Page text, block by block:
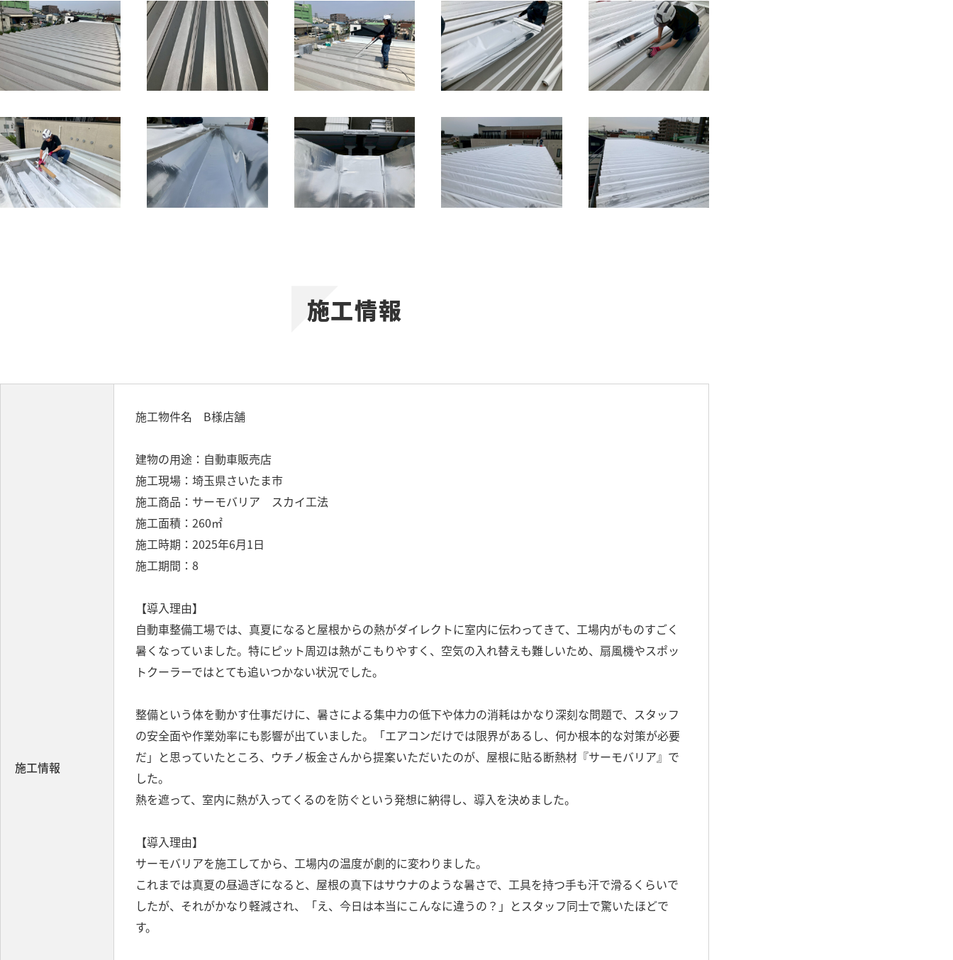
施工情報
施工情報
施工物件名 B様店舗
建物の用途：自動車販売店
施工現場：埼玉県さいたま市
施工商品：サーモバリア スカイ工法
施工面積：260㎡
施工時期：2025年6月1日
施工期間：8
【導入理由】
自動車整備工場では、真夏になると屋根からの熱がダイレクトに室内に伝わってきて、工場内がものすごく
暑くなっていました。特にピット周辺は熱がこもりやすく、空気の入れ替えも難しいため、扇風機やスポッ
トクーラーではとても追いつかない状況でした。
整備という体を動かす仕事だけに、暑さによる集中力の低下や体力の消耗はかなり深刻な問題で、スタッフ
の安全面や作業効率にも影響が出ていました。「エアコンだけでは限界があるし、何か根本的な対策が必要
だ」と思っていたところ、ウチノ板金さんから提案いただいたのが、屋根に貼る断熱材『サーモバリア』で
した。
熱を遮って、室内に熱が入ってくるのを防ぐという発想に納得し、導入を決めました。
【導入理由】
サーモバリアを施工してから、工場内の温度が劇的に変わりました。
これまでは真夏の昼過ぎになると、屋根の真下はサウナのような暑さで、工具を持つ手も汗で滑るくらいで
したが、それがかなり軽減され、「え、今日は本当にこんなに違うの？」とスタッフ同士で驚いたほどで
す。